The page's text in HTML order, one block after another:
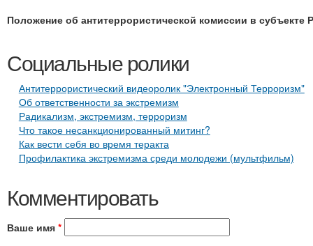
Положение об антитеррористической комиссии в субъекте
Социальные ролики
Антитеррористический видеоролик "Электронный Терроризм"
Об ответственности за экстремизм
Радикализм, экстремизм, терроризм
Что такое несанкционированный митинг?
Как вести себя во время теракта
Профилактика экстремизма среди молодежи (мультфильм)
Комментировать
Ваше имя *